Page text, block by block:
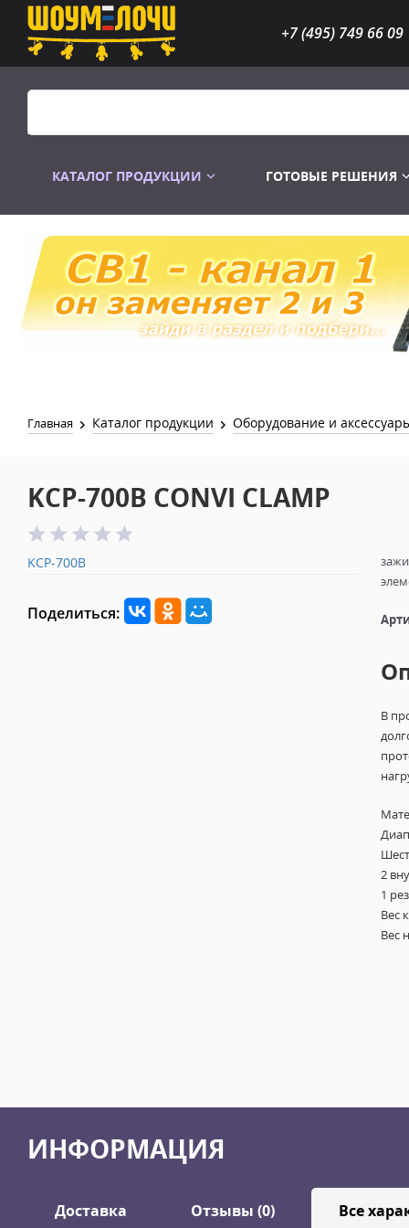
+7 (495) 749 66 09
КАТАЛОГ ПРОДУКЦИИ
Распродажа Лампы
ГОТОВЫЕ РЕШЕНИЯ
Главная Каталог продукции Оборудование и
KCP-700B CONVI CLAMP
KCP-700B
Поделиться:
В
2
1
Вес
Вес
ИНФОРМАЦИЯ
Доставка Отзывы (0) Все